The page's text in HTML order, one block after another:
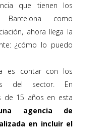
que tienen los
Barcelona como
ahora llega la
¿cómo lo puedo
es contar con los
del sector. En
de 15 años en esta
agencia de
en incluir el